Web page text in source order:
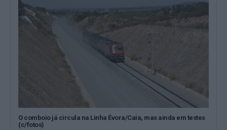
O comboio já circula na Linha Évora/Caia, mas ainda em testes
(c/fotos)